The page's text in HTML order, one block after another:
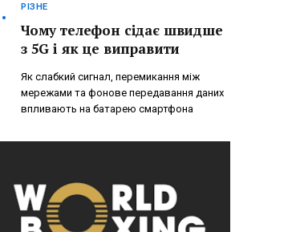
РІЗНЕ
Чому телефон сідає швидше
з 5G і як це виправити
Як слабкий сигнал, перемикання між
мережами та фонове передавання даних
впливають на батарею смартфона